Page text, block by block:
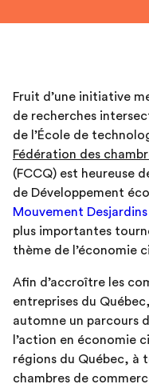
Fruit d’une initiative
de recherches
de l’École de
Fédération des
(FCCQ) est heureuse
de Développement
Mouvement Desjardins
plus importantes
thème de l’économie
Afin d’accroître les
entreprises du
automne un parcours
l’action en économie
régions du Québec, à
chambres de